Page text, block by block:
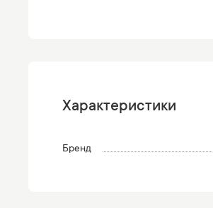
Характеристики
Бренд